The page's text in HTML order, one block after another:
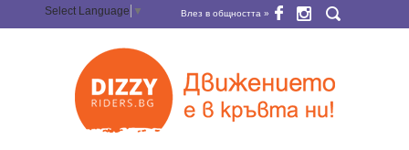
Select Language ▼ Влез в общността »